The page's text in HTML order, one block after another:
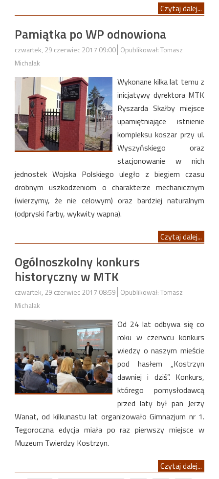
Czytaj dalej...
Pamiątka po WP odnowiona
czwartek, 29 czerwiec 2017 09:00 Opublikował: Tomasz
Michalak
Wykonane kilka lat temu z
inicjatywy dyrektora MTK
Ryszarda Skałby miejsce
upamiętniające istnienie
kompleksu koszar przy ul.
Wyszyńskiego oraz
stacjonowanie w nich
jednostek Wojska Polskiego uległo z biegiem czasu
drobnym uszkodzeniom o charakterze mechanicznym
(wierzymy, że nie celowym) oraz bardziej naturalnym
(odpryski farby, wykwity wapna).
Czytaj dalej...
Ogólnoszkolny konkurs
historyczny w MTK
czwartek, 29 czerwiec 2017 08:59 Opublikował: Tomasz
Michalak
Od 24 lat odbywa się co
roku w czerwcu konkurs
wiedzy o naszym mieście
pod hasłem „Kostrzyn
dawniej i dziś”. Konkurs,
którego pomysłodawcą
przed laty był pan Jerzy
Wanat, od kilkunastu lat organizowało Gimnazjum nr 1.
Tegoroczna edycja miała po raz pierwszy miejsce w
Muzeum Twierdzy Kostrzyn.
Czytaj dalej...